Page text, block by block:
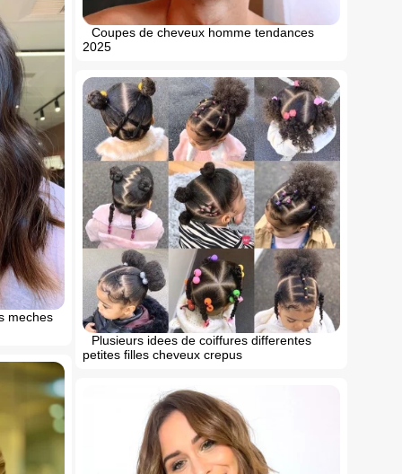
Coupes de cheveux homme tendances
2025
meches
Plusieurs idees de coiffures differentes
petites filles cheveux crepus